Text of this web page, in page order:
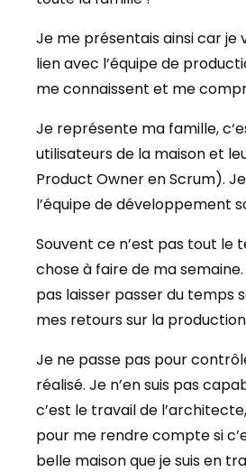
Je me présentais ainsi car je
lien avec l’équipe de
me connaissent et me
Je représente ma famille,
utilisateurs de la maison et
Product Owner en Scrum).
l’équipe de développement
Souvent ce n’est pas tout le
chose à faire de ma semaine.
pas laisser passer du temps
mes retours sur la
Je ne passe pas pour
réalisé. Je n’en suis pas
c’est le travail de
pour me rendre compte si
belle maison que je suis en